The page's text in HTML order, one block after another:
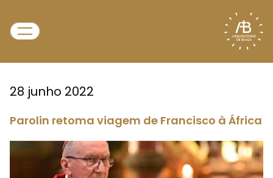
28 junho 2022
Parolin retoma viagem de Francisco à África